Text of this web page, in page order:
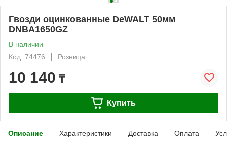
Гвозди оцинкованные DeWALT 50мм
DNBA1650GZ
В наличии
Код: 74476
Розница
10 140 ₸
Купить
Описание Характеристики Доставка Оплата